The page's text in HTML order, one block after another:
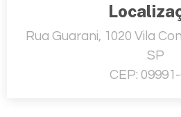
Rua Guarani, 1020 Vila
SP
CEP: